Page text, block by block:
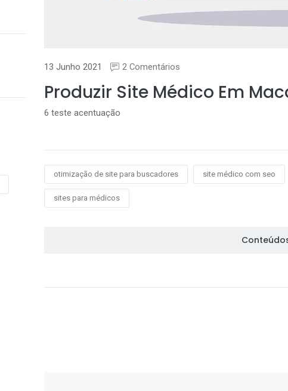
13 Junho 2021 2 Comentários
Produzir Site Médico Em
6 teste acentuação
otimização de site para buscadores site médico com seo
sites para médicos